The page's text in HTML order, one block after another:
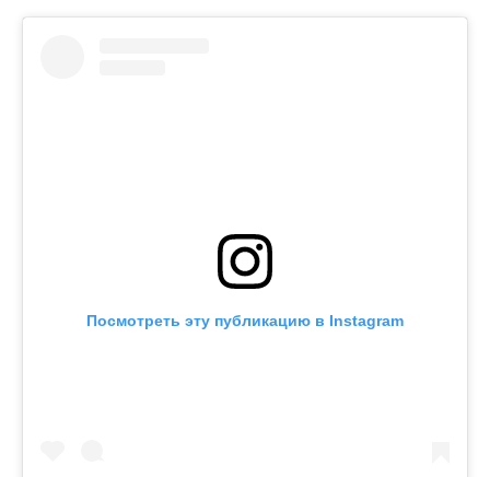
Посмотреть эту публикацию в Instagram